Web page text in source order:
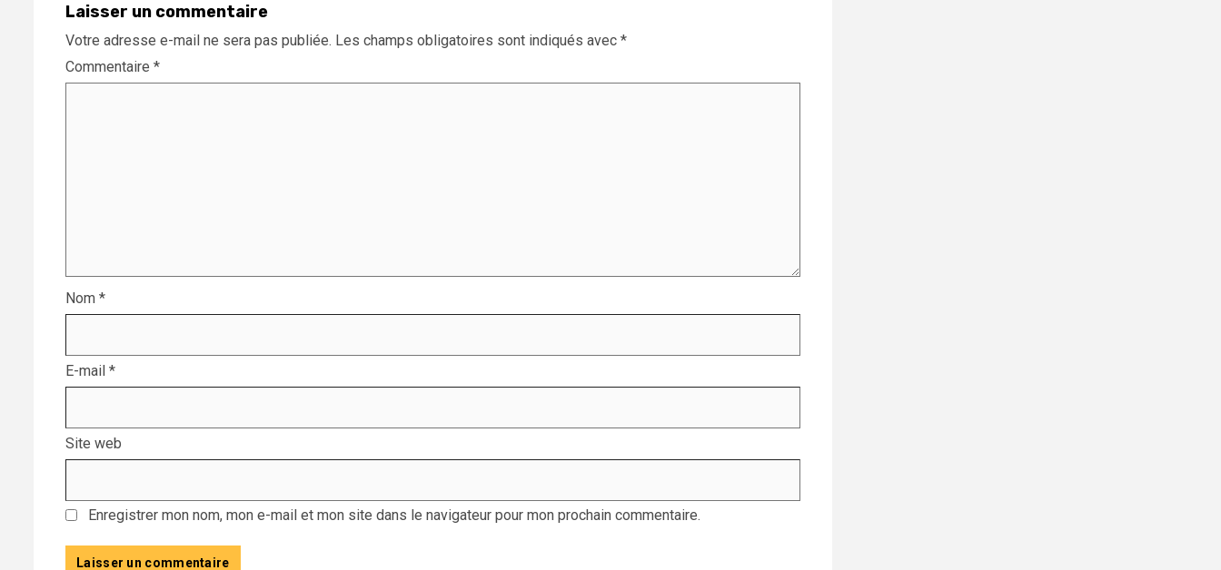
Laisser un commentaire
Votre adresse e-mail ne sera pas publiée. Les champs obligatoires sont indiqués avec *
Commentaire *
Nom *
E-mail *
Site web
Enregistrer mon nom, mon e-mail et mon site dans le navigateur pour mon prochain commentaire.